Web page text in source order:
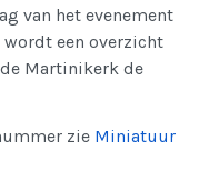
van het evenement
wordt een overzicht
Martinikerk de
zie Miniatuur